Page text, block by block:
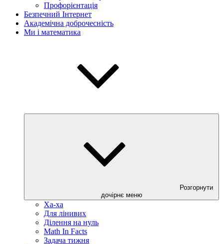
Профорієнтація
Безпечний Інтернет
Академічна доброчесність
Ми і математика
Розгорнути
дочірнє меню
Ха-ха
Для лінивих
Ділення на нуль
Math In Facts
Задача тижня